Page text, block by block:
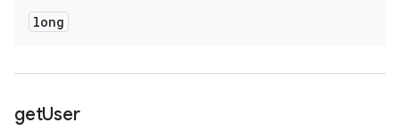
long
getUser